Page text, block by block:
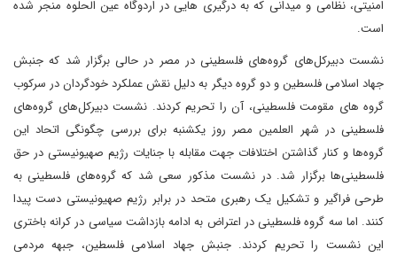
امنیتی، نظامی و میدانی که به درگیری هایی در اردوگاه عین الحلوه منجر شده
است.
نشست دبیرکل‌های گروه‌های فلسطینی در مصر در حالی برگزار شد که جنبش
جهاد اسلامی فلسطین و دو گروه‌ دیگر به دلیل نقش عملکرد خودگردان در سرکوب
گروه های مقومت فلسطینی، آن را تحریم کردند. نشست دبیرکل‌های گروه‌های
فلسطینی در شهر العلمین مصر روز یکشنبه برای بررسی چگونگی اتحاد این
گروه‌ها و کنار گذاشتن اختلافات جهت مقابله با جنایات رژیم صهیونیستی در حق
فلسطینی‌ها برگزار شد. در نشست مذکور سعی شد که گروه‌های فلسطینی به
طرحی فراگیر و تشکیل یک رهبری متحد در برابر رژیم صهیونیستی دست پیدا
کنند. اما سه گروه فلسطینی در اعتراض به ادامه بازداشت سیاسی در کرانه باختری
این نشست را تحریم کردند. جنبش جهاد اسلامی فلسطین، جبهه مردمی